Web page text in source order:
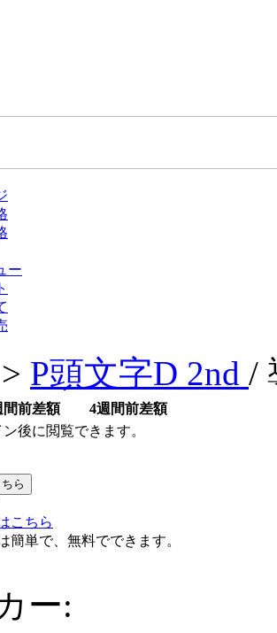
ー
> P頭文字D 2nd /
間前差額
4週間前差額
後に閲覧できます。
ら
簡単で、無料でできます。
ー: